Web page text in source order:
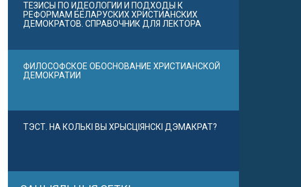
ТЕЗИСЫ ПО ИДЕОЛОГИИ И ПОДХОДЫ К
РЕФОРМАМ БЕЛАРУСКИХ ХРИСТИАНСКИХ
ДЕМОКРАТОВ. СПРАВОЧНИК ДЛЯ ЛЕКТОРА
ФИЛОСОФСКОЕ ОБОСНОВАНИЕ ХРИСТИАНСКОЙ
ДЕМОКРАТИИ
ТЭСТ. НА КОЛЬКІ ВЫ ХРЫСЦІЯНСКІ ДЭМАКРАТ?